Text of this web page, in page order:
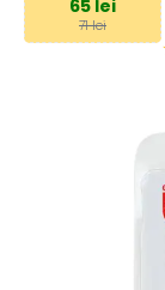
65 lei
71 lei